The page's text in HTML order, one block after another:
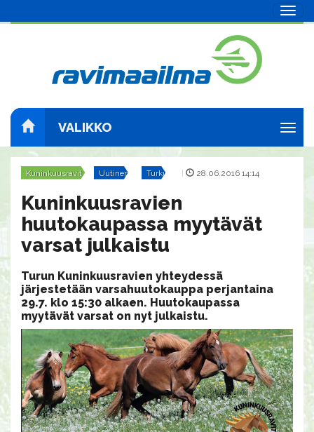
VALIKKO
Kuninkuusravit Uutinen Turku | 28.06.2016 14:14
Kuninkuusravien
huutokaupassa myytävät
varsat julkaistu
Turun Kuninkuusravien yhteydessä
järjestetään varsahuutokauppa perjantaina
29.7. klo 15:30 alkaen. Huutokaupassa
myytävät varsat on nyt julkaistu.